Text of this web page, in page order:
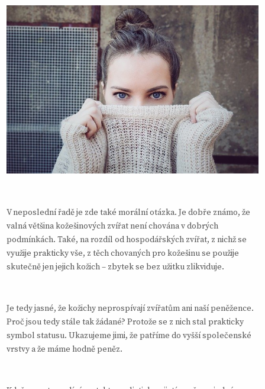
V neposlední řadě je zde také morální otázka. Je dobře známo, že
valná většina kožešinových zvířat není chována v dobrých
podmínkách. Také, na rozdíl od hospodářských zvířat, z nichž se
využije prakticky vše, z těch chovaných pro kožešinu se použije
skutečně jen jejich kožich – zbytek se bez užitku zlikviduje.
Je tedy jasné, že kožichy neprospívají zvířatům ani naší peněžence.
Proč jsou tedy stále tak žádané? Protože se z nich stal prakticky
symbol statusu. Ukazujeme jimi, že patříme do vyšší společenské
vrstvy a že máme hodně peněz.